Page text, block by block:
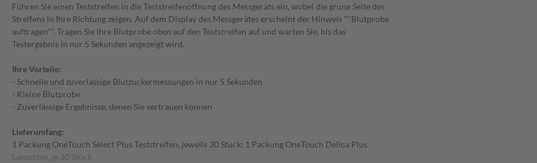
Führen Sie einen Teststreifen in die Teststreifenöffnung des Messgeräts ein, wobei die grüne Seite des
Streifens in Ihre Richtung zeigen. Auf dem Display des Messgerätes erscheint der Hinweis ""Blutprobe
auftragen"". Tragen Sie Ihre Blutprobe oben auf den Teststreifen auf und warten Sie, bis das
Testergebnis in nur 5 Sekunden angezeigt wird.
Ihre Vorteile:
- Schnelle und zuverlässige Blutzuckermessungen in nur 5 Sekunden
- Kleine Blutprobe
- Zuverlässige Ergebnisse, denen Sie vertrauen können
Lieferumfang:
1 Packung OneTouch Select Plus Teststreifen, jeweils 30 Stück; 1 Packung OneTouch Delica Plus
Lanzetten, je 30 Stück